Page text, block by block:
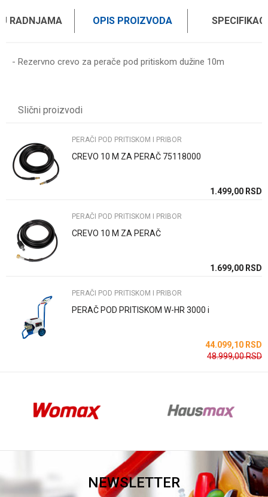
RADNJAMA OPIS PROIZVODA
- Rezervno crevo za perače pod pritiskom dužine 10m
Poruka
Anti-spam zaštita - izračunajte koliko je 2 + 3 :
POŠALJI
Slični proizvodi
PERAČI POD PRITISKOM I PRIBOR
CREVO 10 M ZA PERAČ 75118000
1.499,00 RSD
PERAČI POD PRITISKOM I PRIBOR
CREVO 10 M ZA PERAČ
1.699,00 RSD
PERAČI POD PRITISKOM I PRIBOR
PERAČ POD PRITISKOM W-HR 3000 i
44.099,10 RSD
48.999,00RSD
NEWSLETTER